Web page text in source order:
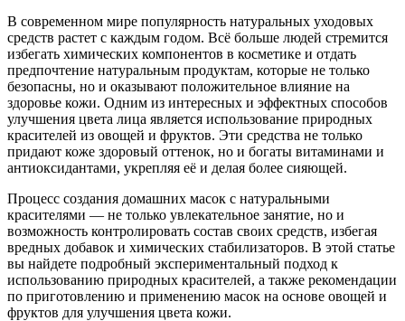
В современном мире популярность натуральных уходовых
средств растет с каждым годом. Всё больше людей стремится
избегать химических компонентов в косметике и отдать
предпочтение натуральным продуктам, которые не только
безопасны, но и оказывают положительное влияние на
здоровье кожи. Одним из интересных и эффектных способов
улучшения цвета лица является использование природных
красителей из овощей и фруктов. Эти средства не только
придают коже здоровый оттенок, но и богаты витаминами и
антиоксидантами, укрепляя её и делая более сияющей.
Процесс создания домашних масок с натуральными
красителями — не только увлекательное занятие, но и
возможность контролировать состав своих средств, избегая
вредных добавок и химических стабилизаторов. В этой статье
вы найдете подробный экспериментальный подход к
использованию природных красителей, а также рекомендации
по приготовлению и применению масок на основе овощей и
фруктов для улучшения цвета кожи.